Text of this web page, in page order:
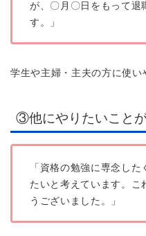
が、〇月〇日をもって退
す。」
学生や主婦・主夫の方に使い
③他にやりたいこと
「資格の勉強に専念し
たいと考えています。こ
うございました。」